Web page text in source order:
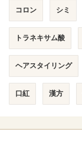
コロン シミ
トラネキサム酸
ヘアスタイリング
口紅 漢方